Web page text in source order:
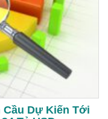
Dự Kiến Tới